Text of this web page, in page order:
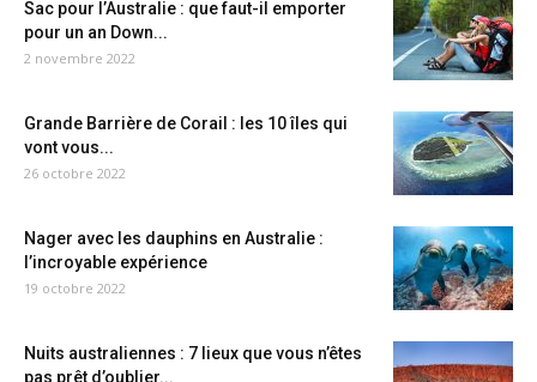
Sac pour l’Australie : que faut-il emporter
pour un an Down...
2 novembre 2022
Grande Barrière de Corail : les 10 îles qui
vont vous...
26 octobre 2022
Nager avec les dauphins en Australie :
l’incroyable expérience
19 octobre 2022
Nuits australiennes : 7 lieux que vous n’êtes
pas prêt d’oublier...